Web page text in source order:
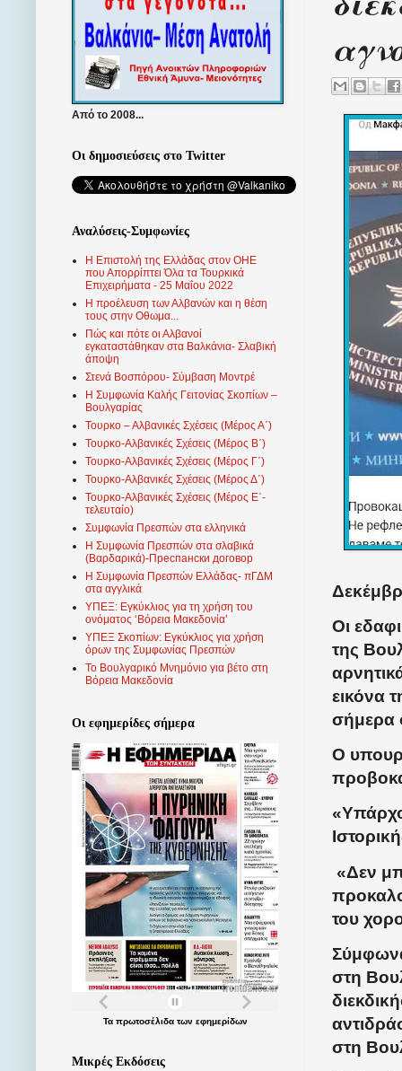
Οι
της
εικόνα
σήμερα
Ο
«Δεν
του
στη
στη
Από το 2008...
Οι δημοσιεύσεις στο Twitter
Αναλύσεις-Συμφωνίες
Η Επιστολή της Ελλάδας στον ΟΗΕ
που Απορρίπτει Όλα τα Τουρκικά
Επιχειρήματα - 25 Μαΐου 2022
Η προέλευση των Αλβανών και η θέση
τους στην Οθωμα...
Πώς και πότε οι Αλβανοί
εγκαταστάθηκαν στα Βαλκάνια- Σλαβική
άποψη
Στενά Βοσπόρου- Σύμβαση Μοντρέ
Η Συμφωνία Καλής Γειτονίας Σκοπίων –
Βουλγαρίας
Τουρκο – Αλβανικές Σχέσεις (Mέρος Α΄)
Τουρκο-Αλβανικές Σχέσεις (Μέρος Β΄)
Τουρκο-Αλβανικές Σχέσεις (Μέρος Γ΄)
Τουρκο-Αλβανικές Σχέσεις (Μέρος Δ΄)
Τουρκο-Αλβανικές Σχέσεις (Μέρος Ε΄-
τελευταίο)
Συμφωνία Πρεσπών στα ελληνικά
Η Συμφωνία Πρεσπών στα σλαβικά
(Βαρδαρικά)-Преспански договор
Η Συμφωνία Πρεσπών Ελλάδας- πΓΔΜ
στα αγγλικά
ΥΠΕΞ: Εγκύκλιος για τη χρήση του
ονόματος ‘Βόρεια Μακεδονία’
ΥΠΕΞ Σκοπίων: Εγκύκλιος για χρήση
όρων της Συμφωνίας Πρεσπών
Το Βουλγαρικό Μνημόνιο για βέτο στη
Βόρεια Μακεδονία
Οι εφημερίδες σήμερα
Τα πρωτοσέλιδατων εφημερίδων
Μικρές Εκδόσεις